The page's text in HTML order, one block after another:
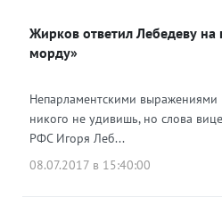
Жирков ответил Лебедеву на
морду»
Непарламентскими выражениями
никого не удивишь, но слова
РФС Игоря Леб...
08.07.2017 в 15:40:00